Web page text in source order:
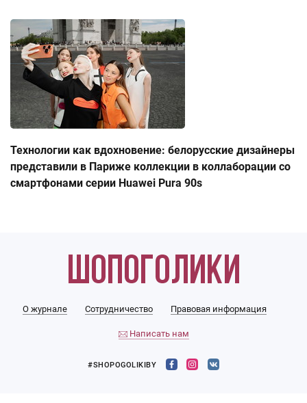
Технологии как вдохновение: белорусские дизайнеры
представили в Париже коллекции в коллаборации со
смартфонами серии Huawei Pura 90s
О журнале Сотрудничество Правовая информация
Написать нам
#SHOPOGOLIKIBY